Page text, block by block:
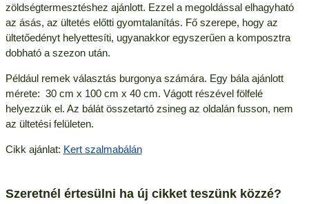
zöldségtermesztéshez ajánlott. Ezzel a megoldással elhagyható
az ásás, az ültetés előtti gyomtalanítás. Fő szerepe, hogy az
ültetőedényt helyettesíti, ugyanakkor egyszerűen a komposztra
dobható a szezon után.
Például remek választás burgonya számára. Egy bála ajánlott
mérete: 30 cm x 100 cm x 40 cm. Vágott részével fölfelé
helyezzük el. Az bálát összetartó zsineg az oldalán fusson, nem
az ültetési felületen.
Cikk ajánlat: Kert szalmabálán
Szeretnél értesülni ha új cikket teszünk közzé?